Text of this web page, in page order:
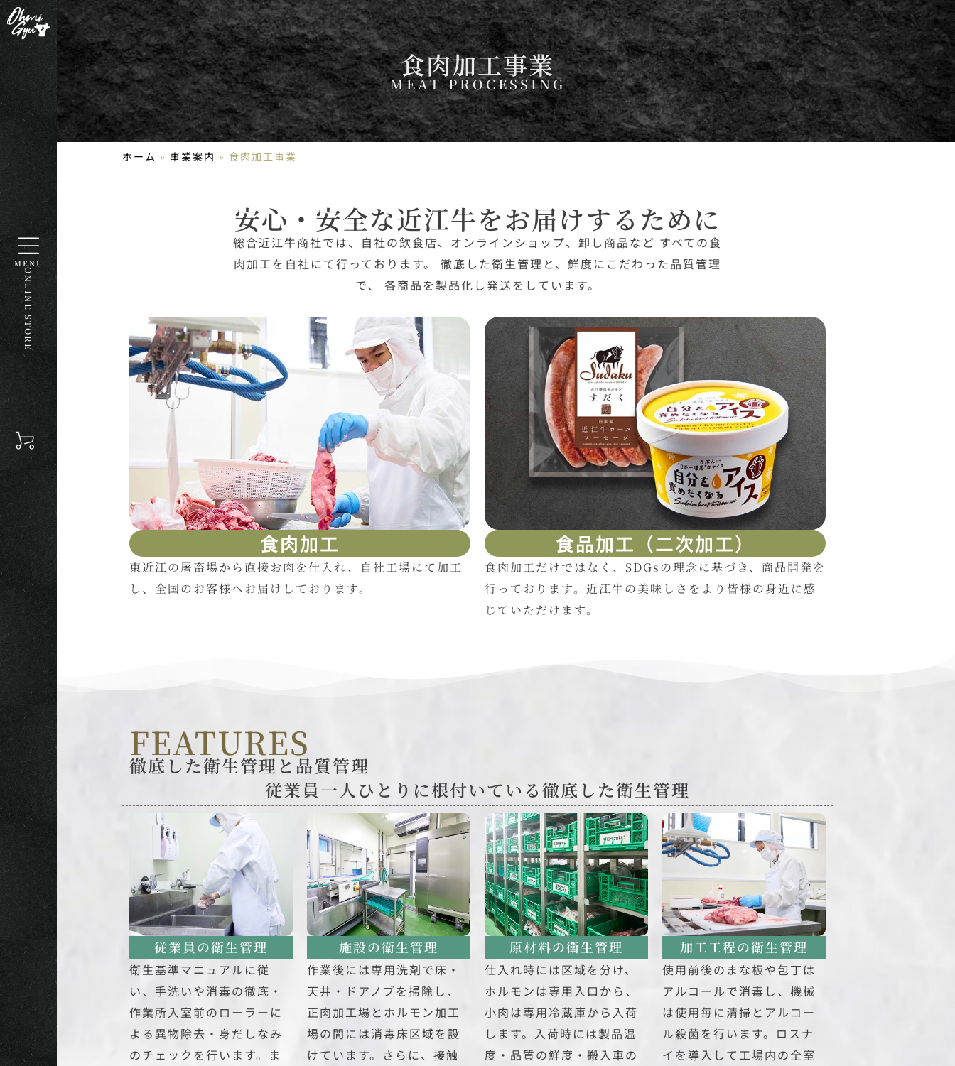
MENU
ONLINE STORE
食肉加工事業
MEAT PROCESSING
ホーム » 事業案内 » 食肉加工事業
安心・安全な近江牛をお届けするために
総合近江牛商社では、自社の飲食店、オンラインショップ、卸し商品など すべての食
肉加工を自社にて行っております。 徹底した衛生管理と、鮮度にこだわった品質管理
で、 各商品を製品化し発送をしています。
食肉加工
東近江の屠畜場から直接お肉を仕入れ、自社工場にて加工
し、全国のお客様へお届けしております。
食品加工（二次加工）
食肉加工だけではなく、SDGsの理念に基づき、商品開発を
行っております。近江牛の美味しさをより皆様の身近に感
じていただけます。
FEATURES
徹底した衛生管理と品質管理
従業員一人ひとりに根付いている徹底した衛生管理
従業員の衛生管理
衛生基準マニュアルに従
い、手洗いや消毒の徹底・
作業所入室前のローラーに
よる異物除去・身だしなみ
のチェックを行います。ま
施設の衛生管理
作業後には専用洗剤で床・
天井・ドアノブを掃除し、
正肉加工場とホルモン加工
場の間には消毒床区域を設
けています。さらに、接触
原材料の衛生管理
仕入れ時には区域を分け、
ホルモンは専用入口から、
小肉は専用冷蔵庫から入荷
します。入荷時には製品温
度・品質の鮮度・搬入車の
加工工程の衛生管理
使用前後のまな板や包丁は
アルコールで消毒し、機械
は使用毎に清掃とアルコー
ル殺菌を行います。ロスナ
イを導入して工場内の全室